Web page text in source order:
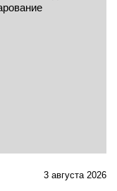
3 августа 2026